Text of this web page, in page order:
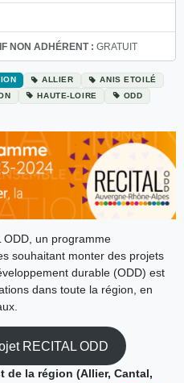
NON ADHÉRENT : GRATUIT
ALLIER
ANIS ETOILÉ
HAUTE-LOIRE
ODD
ODD, un programme
souhaitant monter des projets
durable (ODD) est
dans toute la région, en
RECITAL ODD
de la région (Allier, Cantal,